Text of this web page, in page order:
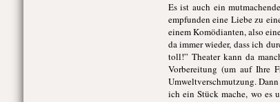
Es ist auch ein
empfunden eine Liebe zu
einem Komödianten, also
da immer wieder, dass ich
toll!” Theater kann da
Vorbereitung (um auf Ihre
Umweltverschmutzung.
ich ein Stück mache, wo es